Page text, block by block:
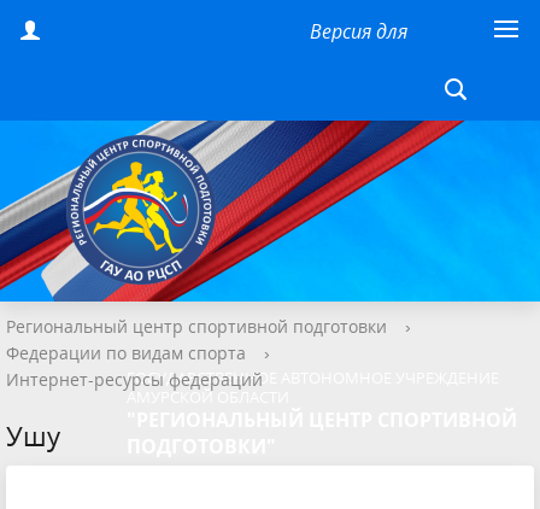
Версия для
ГОСУДАРСТВЕННОЕ АВТОНОМНОЕ УЧРЕЖДЕНИЕ
АМУРСКОЙ ОБЛАСТИ
Региональный центр спортивной подготовки
›
Федерации по видам спорта
›
Интернет-ресурсы федераций
Ушу